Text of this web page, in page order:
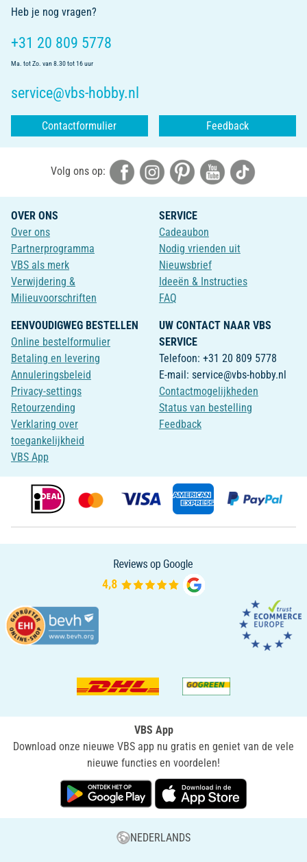
Heb je nog vragen?
+31 20 809 5778
Ma. tot Zo. van 8.30 tot 16 uur
service@vbs-hobby.nl
Contactformulier Feedback
Volg ons op:
OVER ONS
Over ons
Partnerprogramma
VBS als merk
Verwijdering &
Milieuvoorschriften
SERVICE
Cadeaubon
Nodig vrienden uit
Nieuwsbrief
Ideeën & Instructies
FAQ
EENVOUDIGWEG BESTELLEN
Online bestelformulier
Betaling en levering
Annuleringsbeleid
Privacy-settings
Retourzending
Verklaring over
toegankelijkheid
VBS App
UW CONTACT NAAR VBS
SERVICE
Telefoon: +31 20 809 5778
E-mail: service@vbs-hobby.nl
Contactmogelijkheden
Status van bestelling
Feedback
VBS App
Download onze nieuwe VBS app nu gratis en geniet van de vele
nieuwe functies en voordelen!
NEDERLANDS